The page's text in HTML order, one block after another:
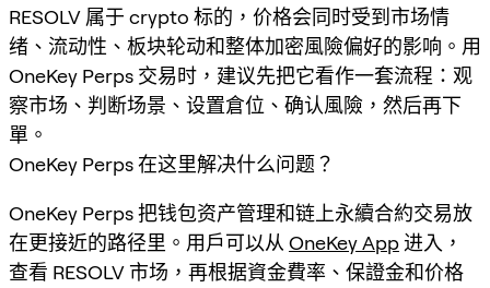
RESOLV 属于 crypto 标的，价格会同时受到市场情
绪、流动性、板块轮动和整体加密風險偏好的影响。用
OneKey Perps 交易时，建议先把它看作一套流程：观
察市场、判断场景、设置倉位、确认風險，然后再下
單。
OneKey Perps 在这里解决什么问题？
OneKey Perps 把钱包资产管理和链上永續合約交易放
在更接近的路径里。用戶可以从 OneKey App进入，
查看 RESOLV 市场，再根据資金費率、保證金和价格